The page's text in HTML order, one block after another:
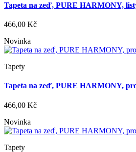
Tapeta na zeď, PURE HARMONY,
466,00 Kč
Novinka
Tapety
Tapeta na zeď, PURE HARMONY,
466,00 Kč
Novinka
Tapety